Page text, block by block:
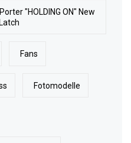
"HOLDING ON" New
Fans
Fotomodelle